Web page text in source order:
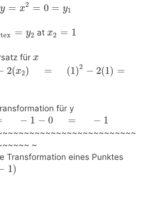
y = x2 = 0 = y1
= y2 at x2 = 1
für x
2(x2) = (1)2 − 2(1) =
für y
− 1 − 0 = − 1
~
Transformation eines Punktes
1)